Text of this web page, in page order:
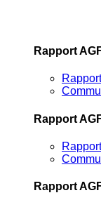
Rapport
Rapport
Rapport